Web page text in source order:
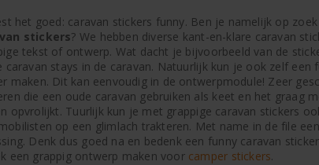
het goed: caravan stickers funny. Ben je namelijk op
stickers? We hebben diverse kant-en-klare caravan
tekst of ontwerp. Wat dacht je bijvoorbeeld van de
caravan stays in de caravan. Natuurlijk kun je ook zelf een
maken. Dit kan eenvoudig in de ontwerpmodule! Zeer
die een oude caravan gebruiken als keet en het graag
opvrolijkt. Tuurlijk kun je met grappige caravan stickers
op een glimlach trakteren. Met name in de file
Denk dus goed na en bedenk een funny caravan
een grappig ontwerp maken voor camper stickers.